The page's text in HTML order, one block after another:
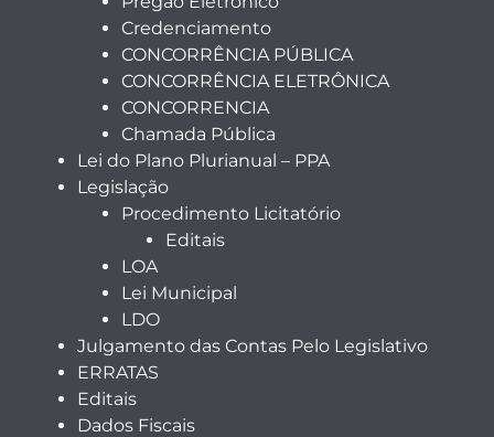
Credenciamento
CONCORRÊNCIA PÚBLICA
CONCORRÊNCIA ELETRÔNICA
CONCORRENCIA
Chamada Pública
Lei do Plano Plurianual – PPA
Legislação
Procedimento Licitatório
Editais
LOA
Lei Municipal
LDO
Julgamento das Contas Pelo Legislativo
ERRATAS
Editais
Dados Fiscais